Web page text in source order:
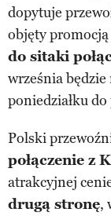
dopytuje
objęty
do sitaki
września
poniedziałku
Polski
połączenie z
atrakcyjnej
drugą stronę,